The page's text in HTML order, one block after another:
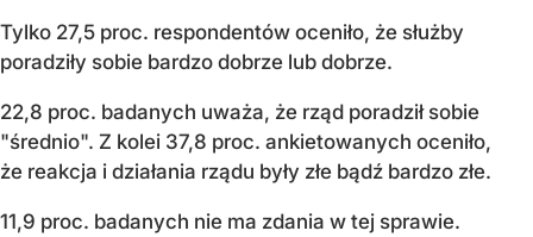
Tylko 27,5 proc. respondentów oceniło, że służby
poradziły sobie bardzo dobrze lub dobrze.
22,8 proc. badanych uważa, że rząd poradził sobie
"średnio". Z kolei 37,8 proc. ankietowanych oceniło,
że reakcja i działania rządu były złe bądź bardzo złe.
11,9 proc. badanych nie ma zdania w tej sprawie.